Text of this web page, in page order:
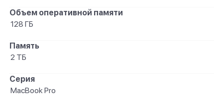
Объем оперативной памяти
128 ГБ
Память
2 ТБ
Серия
MacBook Pro